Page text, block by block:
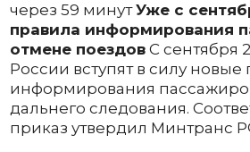
через 59 минут Уже с
правила информирования
отмене поездовС сентября
России вступят в силу новые
информирования
дальнего следования.
приказ утвердил Минтранс